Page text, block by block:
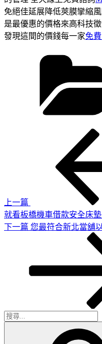
免絕佳延展降低莢膜攣縮
是最優惠的價格來高科技
發現這間的價錢每一家免
上一篇
就看板橋機車借款安全床
下
下一篇 您最符合新北當舖
搜